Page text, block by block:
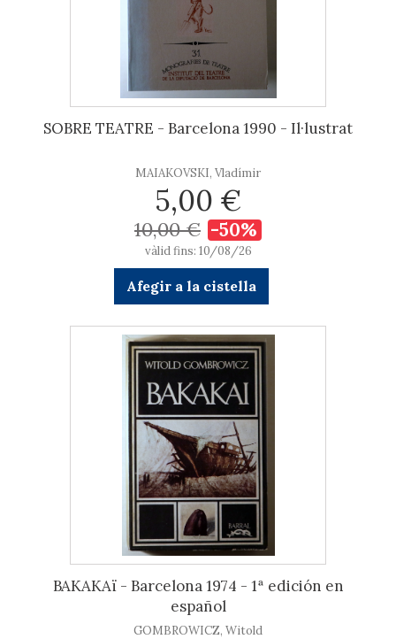
SOBRE TEATRE - Barcelona 1990 - Il·lustrat
MAIAKOVSKI, Vladímir
5,00 €
10,00 € -50%
vàlid fins: 10/08/26
Afegir a la cistella
BAKAKAï - Barcelona 1974 - 1ª edición en
español
GOMBROWICZ, Witold